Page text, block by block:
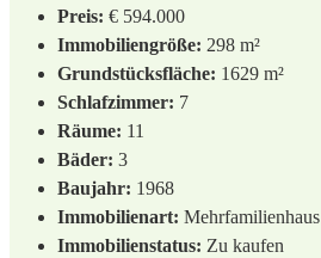
Preis: € 594.000
Immobiliengröße: 298 m²
Grundstücksfläche: 1629 m²
Schlafzimmer: 7
Räume: 11
Bäder: 3
Baujahr: 1968
Immobilienart: Mehrfamilienhaus
Immobilienstatus: Zu kaufen